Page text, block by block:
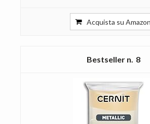
Acquista su Amazon
8